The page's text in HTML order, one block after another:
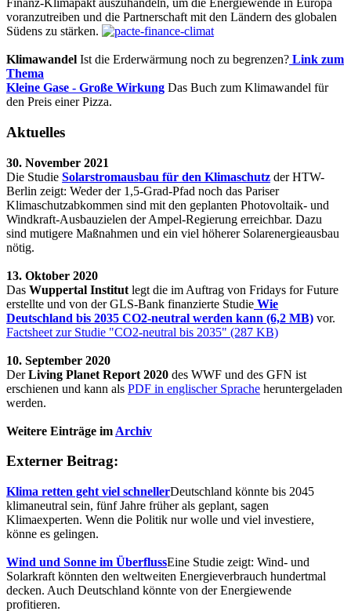
Finanz-Klimapakt auszuhandeln, um die Energiewende in Europa
voranzutreiben und die Partnerschaft mit den Ländern des globalen
Südens zu stärken.
Klimawandel Ist die Erderwärmung noch zu begrenzen? Link zum
Thema
Kleine Gase - Große Wirkung Das Buch zum Klimawandel für
den Preis einer Pizza.
Aktuelles
30. November 2021
Die Studie Solarstromausbau für den Klimaschutz der HTW-
Berlin zeigt: Weder der 1,5-Grad-Pfad noch das Pariser
Klimaschutzabkommen sind mit den geplanten Photovoltaik- und
Windkraft-Ausbauzielen der Ampel-Regierung erreichbar. Dazu
sind mutigere Maßnahmen und ein viel höherer Solarenergieausbau
nötig.
13. Oktober 2020
Das Wuppertal Institut legt die im Auftrag von Fridays for Future
erstellte und von der GLS-Bank finanzierte Studie Wie
Deutschland bis 2035 CO2-neutral werden kann (6,2 MB) vor.
Factsheet zur Studie "CO2-neutral bis 2035" (287 KB)
10. September 2020
DerLiving Planet Report 2020 des WWF und des GFN ist
erschienen und kann als PDF in englischer Sprache heruntergeladen
werden.
Weitere Einträge im Archiv
Externer Beitrag:
Klima retten geht viel schnellerDeutschland könnte bis 2045
klimaneutral sein, fünf Jahre früher als geplant, sagen
Klimaexperten. Wenn die Politik nur wolle und viel investiere,
könne es gelingen.
Wind und Sonne im ÜberflussEine Studie zeigt: Wind- und
Solarkraft könnten den weltweiten Energieverbrauch hundertmal
decken. Auch Deutschland könnte von der Energiewende
profitieren.